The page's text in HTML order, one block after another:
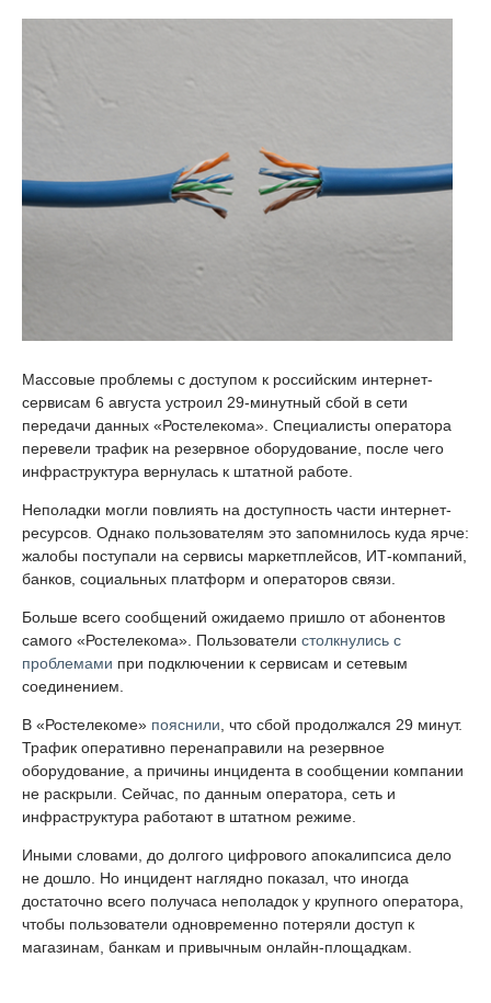
Массовые проблемы с доступом к российским интернет-
сервисам 6 августа устроил 29-минутный сбой в сети
передачи данных «Ростелекома». Специалисты оператора
перевели трафик на резервное оборудование, после чего
инфраструктура вернулась к штатной работе.
Неполадки могли повлиять на доступность части интернет-
ресурсов. Однако пользователям это запомнилось куда ярче:
жалобы поступали на сервисы маркетплейсов, ИТ-компаний,
банков, социальных платформ и операторов связи.
Больше всего сообщений ожидаемо пришло от абонентов
самого «Ростелекома». Пользователи столкнулись с
проблемами при подключении к сервисам и сетевым
соединением.
В «Ростелекоме» пояснили, что сбой продолжался 29 минут.
Трафик оперативно перенаправили на резервное
оборудование, а причины инцидента в сообщении компании
не раскрыли. Сейчас, по данным оператора, сеть и
инфраструктура работают в штатном режиме.
Иными словами, до долгого цифрового апокалипсиса дело
не дошло. Но инцидент наглядно показал, что иногда
достаточно всего получаса неполадок у крупного оператора,
чтобы пользователи одновременно потеряли доступ к
магазинам, банкам и привычным онлайн-площадкам.